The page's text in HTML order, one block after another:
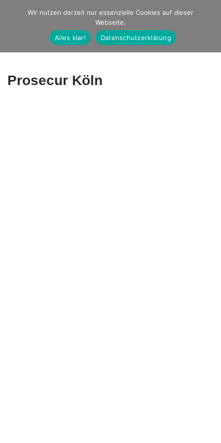
Studio Ernst
Fotografie
Prosecur Köln
Wir nutzen derzeit nur essenzielle Cookies auf dieser
Webseite.
Alles klar!
Datenschutzerklärung